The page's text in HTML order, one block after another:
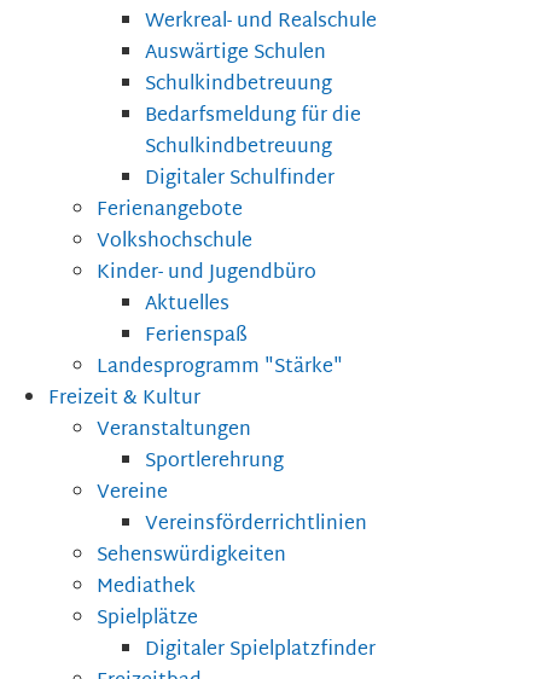
Werkreal- und Realschule
Auswärtige Schulen
Schulkindbetreuung
Bedarfsmeldung für die
Schulkindbetreuung
Digitaler Schulfinder
Ferienangebote
Volkshochschule
Kinder- und Jugendbüro
Aktuelles
Ferienspaß
Landesprogramm "Stärke"
Freizeit & Kultur
Veranstaltungen
Sportlerehrung
Vereine
Vereinsförderrichtlinien
Sehenswürdigkeiten
Mediathek
Spielplätze
Digitaler Spielplatzfinder